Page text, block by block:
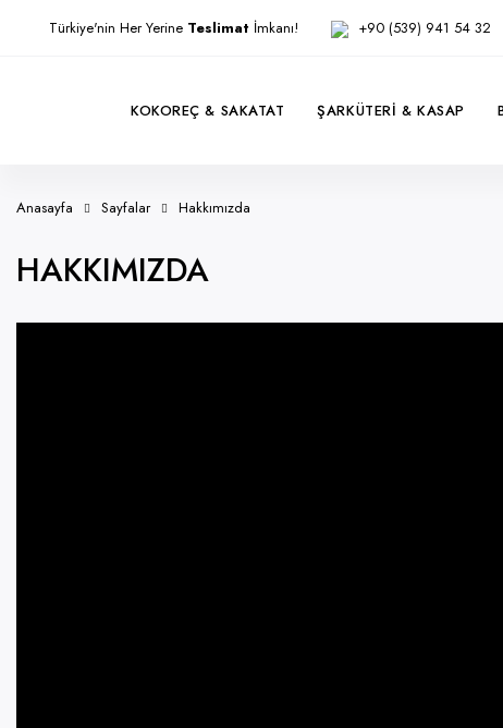
Türkiye'nin Her Yerine Teslimat İmkanı! +90 (539) 941 54 32
KOKOREÇ & SAKATAT ŞARKÜTERI & KASAP
Anasayfa Sayfalar Hakkımızda
HAKKIMIZDA